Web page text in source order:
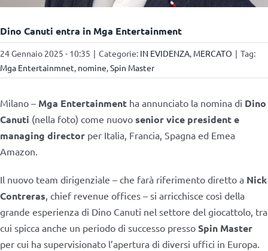
Dino Canuti entra in Mga Entertainment
24 Gennaio 2025 - 10:35 | Categorie: IN EVIDENZA, MERCATO | Tag:
Mga Entertainmnet, nomine,Spin Master
Milano – Mga Entertainment ha annunciato la nomina di Dino
Canuti (nella foto) come nuovo senior vice president e
managing director per Italia, Francia, Spagna ed Emea
Amazon.
Il nuovo team dirigenziale – che farà riferimento diretto a Nick
Contreras, chiefrevenue offices – si arricchisce così della
grande esperienza di Dino Canuti nel settore del giocattolo, tra
cui spicca anche un periodo di successo presso Spin Master
per cui ha supervisionato l’apertura di diversi uffici in Europa.